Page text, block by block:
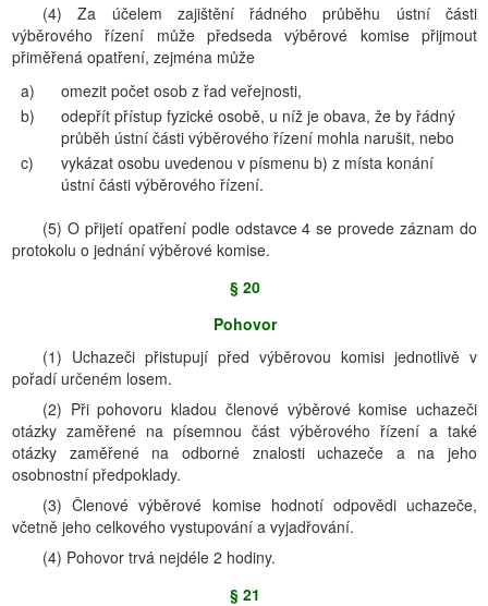
(4) Za účelem zajištění řádného průběhu ústní části
výběrového řízení může předseda výběrové komise přijmout
přiměřená opatření, zejména může
a)
omezit počet osob z řad veřejnosti,
b)
odepřít přístup fyzické osobě, u níž je obava, že by řádný
průběh ústní části výběrového řízení mohla narušit, nebo
c)
vykázat osobu uvedenou v písmenu b) z místa konání
ústní části výběrového řízení.
(5) O přijetí opatření podle odstavce 4 se provede záznam do
protokolu o jednání výběrové komise.
§ 20
Pohovor
(1) Uchazeči přistupují před výběrovou komisi jednotlivě v
pořadí určeném losem.
(2) Při pohovoru kladou členové výběrové komise uchazeči
otázky zaměřené na písemnou část výběrového řízení a také
otázky zaměřené na odborné znalosti uchazeče a na jeho
osobnostní předpoklady.
(3) Členové výběrové komise hodnotí odpovědi uchazeče,
včetně jeho celkového vystupování a vyjadřování.
(4) Pohovor trvá nejdéle 2 hodiny.
§ 21